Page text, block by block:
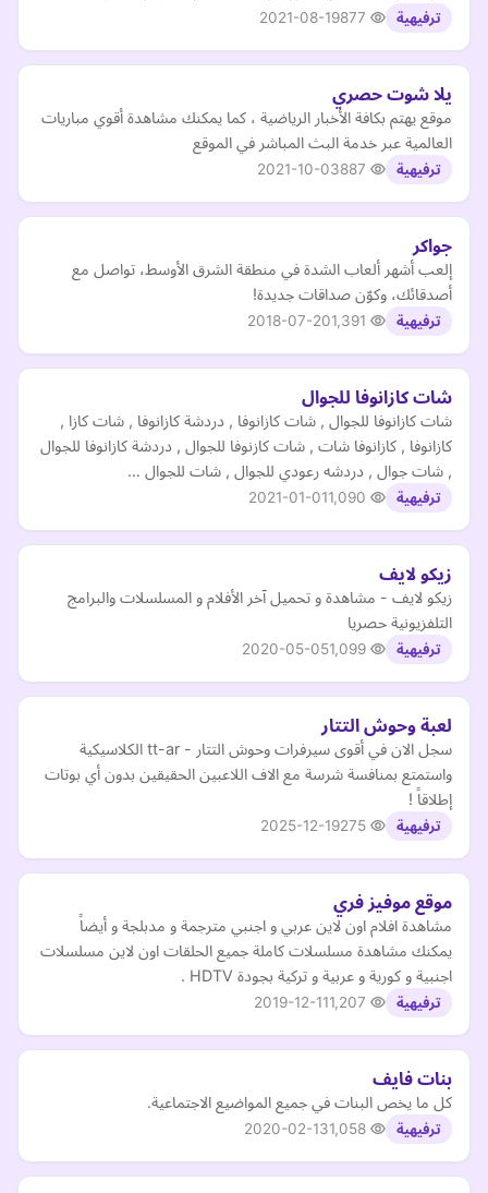
ترفيهية 2021-08-19
يلا شوت حصري
موقع يهتم بكافة الأخبار الرياضية ، كما يمكنك مشاهدة أقوي مباريات
العالمية عبر خدمة البث المباشر في الموقع
ترفيهية 2021-10-03
جواكر
إلعب أشهر ألعاب الشدة في منطقة الشرق الأوسط، تواصل مع
أصدقائك، وكوّن صداقات جديدة!
ترفيهية 2018-07-20
شات كازانوفا للجوال
شات كازانوفا للجوال , شات كازانوفا , دردشة كازانوفا , شات كازا ,
كازانوفا , كازانوفا شات , شات كازنوفا للجوال , دردشة كازانوفا للجوال
, شات جوال , دردشه رعودي للجوال , شات للجوال …
ترفيهية 2021-01-01
زيكو لايف
زيكو لايف - مشاهدة و تحميل آخر الأفلام و المسلسلات والبرامج
التلفزيونية حصريا
ترفيهية 2020-05-05
لعبة وحوش التتار
سجل الان في أقوى سيرفرات وحوش التتار - tt-ar الكلاسيكية
واستمتع بمنافسة شرسة مع الاف اللاعبين الحقيقين بدون أي بوتات
إطلاقاً !
ترفيهية 2025-12-19
موقع موفيز فري
مشاهدة افلام اون لاين عربي و اجنبي مترجمة و مدبلجة و أيضاً
يمكنك مشاهدة مسلسلات كاملة جميع الحلقات اون لاين مسلسلات
اجنبية و كورية و عربية و تركية بجودة HDTV .
ترفيهية 2019-12-11
بنات فايف
كل ما يخص البنات في جميع المواضيع الاجتماعية.
ترفيهية 2020-02-13